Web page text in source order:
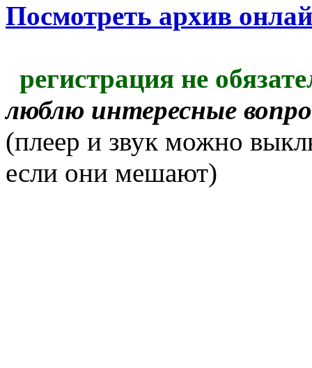
Посмотреть архив
регистрация не
люблю интересные
(плеер и звук можно
если они мешают)